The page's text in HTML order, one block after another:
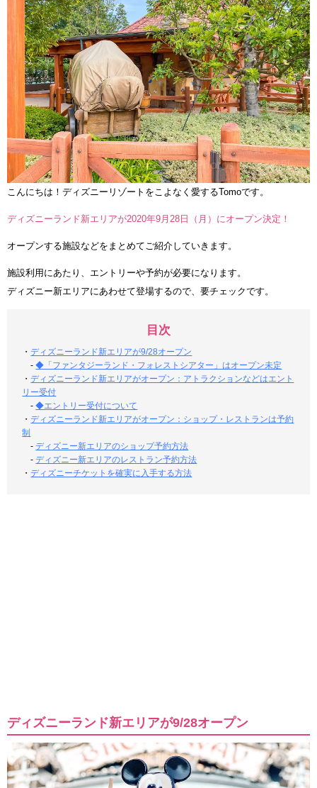
こんにちは！ディズニーリゾートをこよなく愛するTomoです。
ディズニーランド新エリアが2020年9月28日（月）にオープン決定！
オープンする施設などをまとめてご紹介していきます。
施設利用にあたり、エントリーや予約が必要になります。
ディズニー新エリアにあわせて登場するので、要チェックです。
目次
・ディズニーランド新エリアが9/28オープン
-◆「ファンタジーランド・フォレストシアター」はオープン未定
・ディズニーランド新エリアがオープン：アトラクションなどはエント
リー受付
-◆エントリー受付について
・ディズニーランド新エリアがオープン：ショップ・レストランは予約
制
-ディズニー新エリアのショップ予約方法
-ディズニー新エリアのレストラン予約方法
・ディズニーチケットを確実に入手する方法
ディズニーランド新エリアが9/28オープン